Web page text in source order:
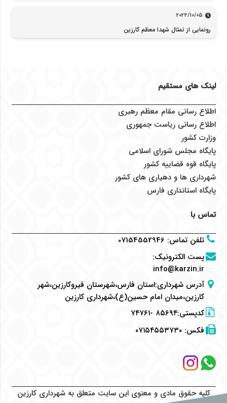
2024/10/05
رونمایی از تمثال شهدا معظم کارزین
لینک های مستقیم
اطلاع رسانی مقام معظم رهبری
اطلاع رسانی ریاست جمهوری
وزارت کشور
پایگاه مجلس شورای اسلامی
پایگاه قوه قضاییه کشور
شهرداری ها و دهیاری های کشور
پایگاه استانداری فارس
تماس با
تلفن تماس:
07154552946
پست الکترونیک:
info@karzin.ir
آدرس شهرداری:استان فارس،شهرستان قیروکارزین،شهر
کارزین،میدان امام حسین(ع)،شهرداری کارزین
کدپستی:۸۵۶۹۴ -۷۴۷۶۱
فکس:۰۷۱۵۴۵۵۳۷۳۰
کلیه حقوق مادی و معنوی این سایت متعلق به شهرداری کارزین